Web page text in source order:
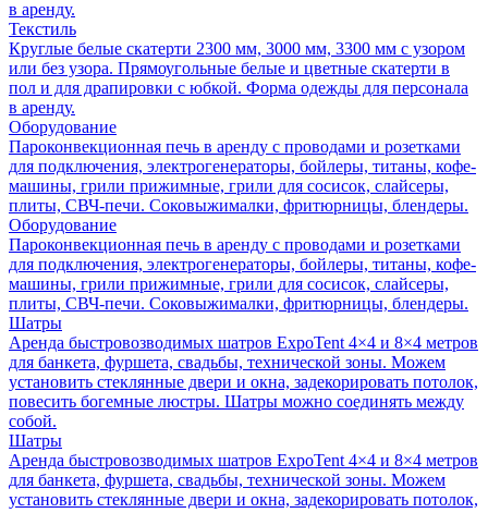
в аренду.
Текстиль
Круглые белые скатерти 2300 мм, 3000 мм, 3300 мм с узором
или без узора. Прямоугольные белые и цветные скатерти в
пол и для драпировки с юбкой. Форма одежды для персонала
в аренду.
Оборудование
Пароконвекционная печь в аренду с проводами и розетками
для подключения, электрогенераторы, бойлеры, титаны, кофе-
машины, грили прижимные, грили для сосисок, слайсеры,
плиты, СВЧ-печи. Соковыжималки, фритюрницы, блендеры.
Оборудование
Пароконвекционная печь в аренду с проводами и розетками
для подключения, электрогенераторы, бойлеры, титаны, кофе-
машины, грили прижимные, грили для сосисок, слайсеры,
плиты, СВЧ-печи. Соковыжималки, фритюрницы, блендеры.
Шатры
Аренда быстровозводимых шатров ExpoTent 4×4 и 8×4 метров
для банкета, фуршета, свадьбы, технической зоны. Можем
установить стеклянные двери и окна, задекорировать потолок,
повесить богемные люстры. Шатры можно соединять между
собой.
Шатры
Аренда быстровозводимых шатров ExpoTent 4×4 и 8×4 метров
для банкета, фуршета, свадьбы, технической зоны. Можем
установить стеклянные двери и окна, задекорировать потолок,